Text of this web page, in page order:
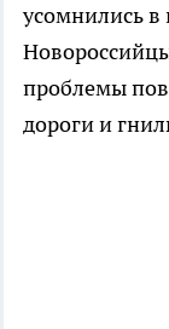
усомнились в
проблемы
дороги и